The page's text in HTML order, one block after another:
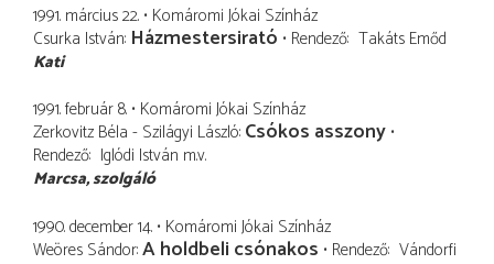
1991. március 22. Komáromi Jókai Színház
Csurka István Házmestersirató Rendező Takáts Emőd
Kati
1991. február 8. Komáromi Jókai Színház
Zerkovitz Béla - Szilágyi László Csókos asszony
Rendező Iglódi István m.v.
Marcsa szolgáló
1990. december 14. Komáromi Jókai Színház
Weöres Sándor A holdbeli csónakos Rendező Vándorfi